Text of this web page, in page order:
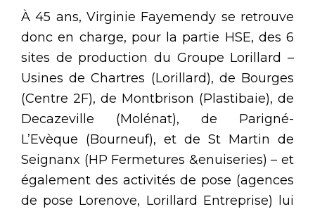
À 45 ans, Virginie Fayemendy se retrouve
donc en charge, pour la partie HSE, des 6
sites de production du Groupe Lorillard –
Usines de Chartres (Lorillard), de Bourges
(Centre 2F), de Montbrison (Plastibaie), de
Decazeville (Molénat), de Parigné-
L’Evèque (Bourneuf), et de St Martin de
Seignanx (HP Fermetures &enuiseries) – et
également des activités de pose (agences
de pose Lorenove, Lorillard Entreprise) lui